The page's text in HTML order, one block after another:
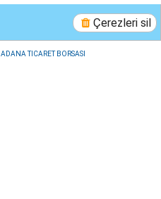
Çerezleri sil
ADANA TICARET BORSASI